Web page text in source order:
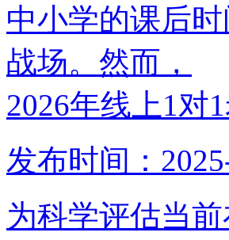
中小学的课后
战场。然而，
2026年线上1对
发布时间：
为科学评估当